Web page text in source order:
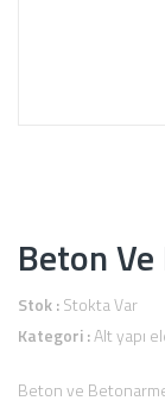
Beton
Stok :Stokta Var
Kategori :Alt yapı
Beton ve